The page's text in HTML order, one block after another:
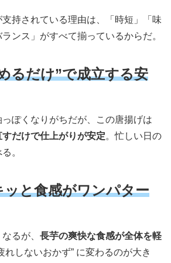
持されている理由は、「時短」「味
ンス」がすべて揃っているからだ。
るだけ”で成立する安
ぽくなりがちだが、この唐揚げは
だけで仕上がりが安定。忙しい日の
。
ッと食感がワンパター
るが、 長芋の爽快な食感が全体を軽
れしないおかず” に変わるのが大き